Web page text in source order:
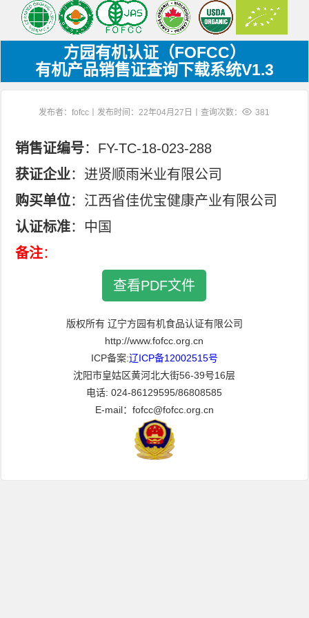
方园有机认证（FOFCC）
有机产品销售证查询下载系统V1.3
发布者：fofcc丨发布时间：22年04月27日丨查询次数： 381
销售证编号：FY-TC-18-023-288
获证企业：进贤顺雨米业有限公司
购买单位：江西省佳优宝健康产业有限公司
认证标准：中国
备注：
查看PDF文件
版权所有 辽宁方园有机食品认证有限公司
http://www.fofcc.org.cn
ICP备案:辽ICP备12002515号
沈阳市皇姑区黄河北大街56-39号16层
电话: 024-86129595/86808585
E-mail：fofcc@fofcc.org.cn